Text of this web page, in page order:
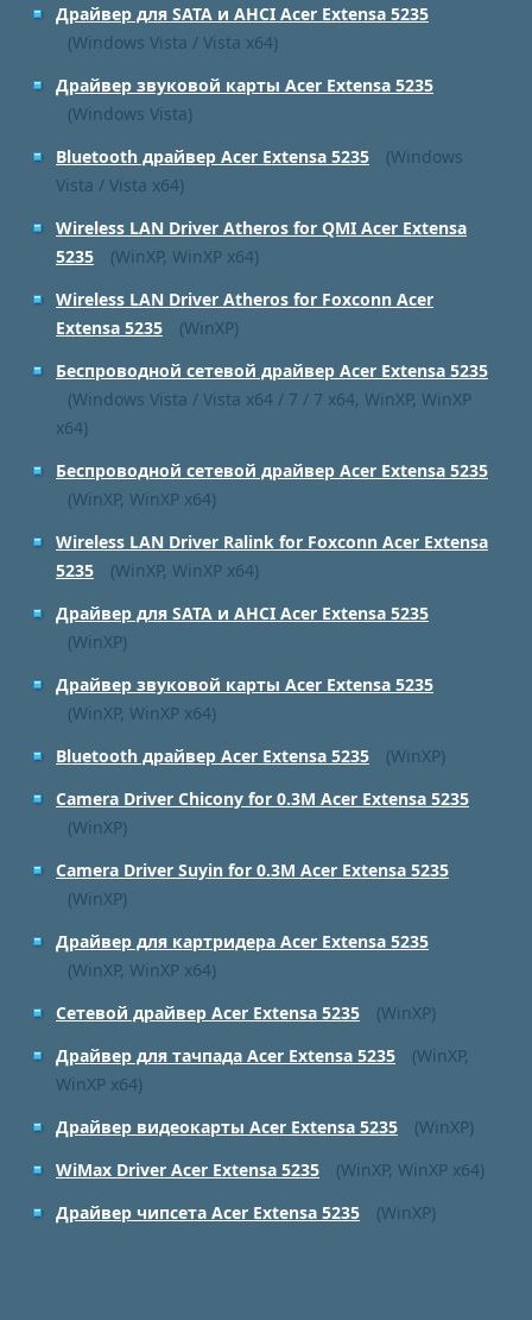
Драйвер для SATA и AHCI Acer Extensa 5235
(Windows Vista / Vista x64)
Драйвер звуковой карты Acer Extensa 5235
(Windows Vista)
Bluetooth драйвер Acer Extensa 5235
(Windows
Vista / Vista x64)
Wireless LAN Driver Atheros for QMI Acer Extensa
5235
(WinXP, WinXP x64)
Wireless LAN Driver Atheros for Foxconn Acer
Extensa 5235
(WinXP)
Беспроводной сетевой драйвер Acer Extensa 5235
(Windows Vista / Vista x64 / 7 / 7 x64, WinXP, WinXP
x64)
Беспроводной сетевой драйвер Acer Extensa 5235
(WinXP, WinXP x64)
Wireless LAN Driver Ralink for Foxconn Acer Extensa
5235
(WinXP, WinXP x64)
Драйвер для SATA и AHCI Acer Extensa 5235
(WinXP)
Драйвер звуковой карты Acer Extensa 5235
(WinXP, WinXP x64)
Bluetooth драйвер Acer Extensa 5235
(WinXP)
Camera Driver Chicony for 0.3M Acer Extensa 5235
(WinXP)
Camera Driver Suyin for 0.3M Acer Extensa 5235
(WinXP)
Драйвер для картридера Acer Extensa 5235
(WinXP, WinXP x64)
Сетевой драйвер Acer Extensa 5235
(WinXP)
Драйвер для тачпада Acer Extensa 5235
(WinXP,
WinXP x64)
Драйвер видеокарты Acer Extensa 5235
(WinXP)
WiMax Driver Acer Extensa 5235
(WinXP, WinXP x64)
Драйвер чипсета Acer Extensa 5235
(WinXP)